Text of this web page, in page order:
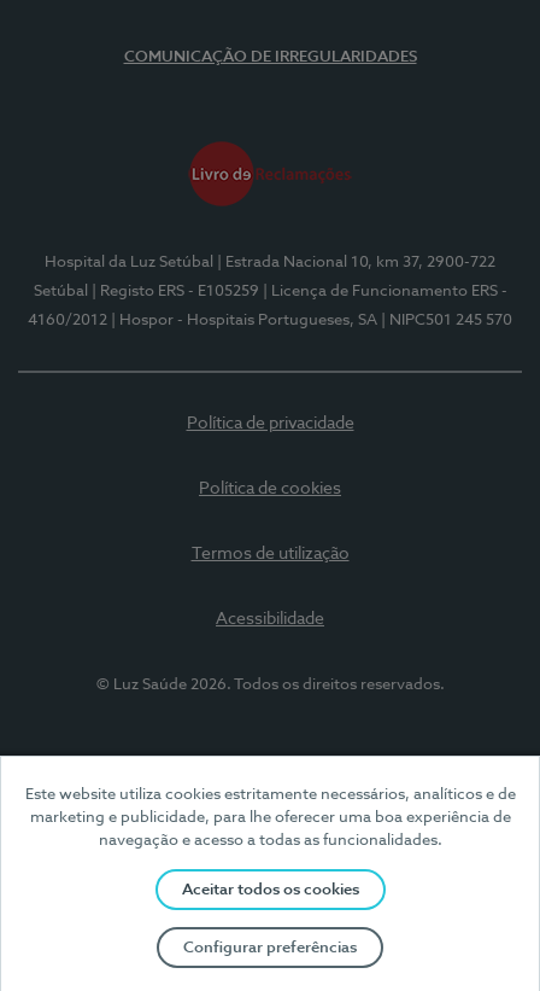
Este website utiliza cookies estritamente necessários, analíticos e de
marketing e publicidade, para lhe oferecer uma boa experiência de
navegação e acesso a todas as funcionalidades.
Aceitar todos os cookies
Configurar preferências
COMUNICAÇÃO DE IRREGULARIDADES
Hospital da Luz Setúbal
| Estrada Nacional 10, km 37, 2900-722
Setúbal
| Registo ERS - E105259
| Licença de Funcionamento ERS -
4160/2012
| Hospor - Hospitais Portugueses, SA | NIPC501 245 570
Política de privacidade
Política de cookies
Termos de utilização
Acessibilidade
© Luz Saúde 2026. Todos os direitos reservados.